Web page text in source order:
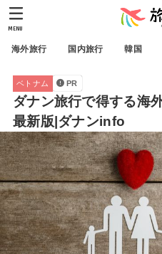
海外旅行 国内旅行 韓国
MENU
ベトナム PR
ダナン旅行で得する海
最新版|ダナンinfo